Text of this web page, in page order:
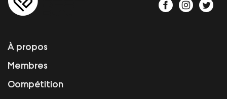
À propos
Membres
Compétition